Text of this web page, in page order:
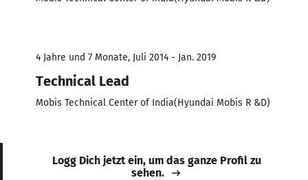
4 Jahre und 7 Monate, Juli 2014 - Jan. 2019
Technical Lead
Mobis Technical Center of India(Hyundai Mobis R &D)
Logg Dich jetzt ein, um das ganze Profil zu
sehen.